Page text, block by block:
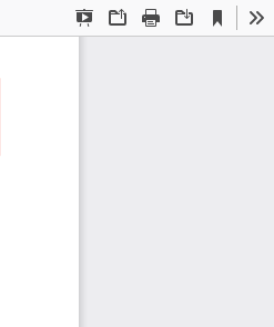
Presentation
OpenPrint Download
Current
View